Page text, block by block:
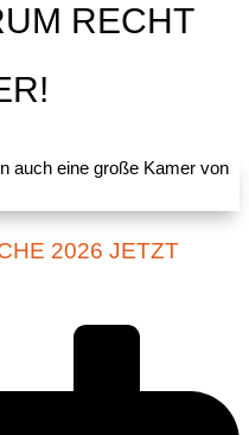
RECHT
2026 JETZT